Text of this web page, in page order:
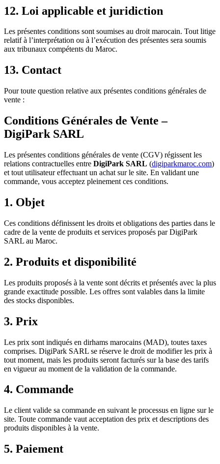
12. Loi applicable et juridiction
Les présentes conditions sont soumises au droit marocain. Tout litige
relatif à l’interprétation ou à l’exécution des présentes sera soumis
aux tribunaux compétents du Maroc.
13. Contact
Pour toute question relative aux présentes conditions générales de
vente :
Conditions Générales de Vente –
DigiPark SARL
Les présentes conditions générales de vente (CGV) régissent les
relations contractuelles entre DigiPark SARL (digiparkmaroc.com)
et tout utilisateur effectuant un achat sur le site. En validant une
commande, vous acceptez pleinement ces conditions.
1. Objet
Ces conditions définissent les droits et obligations des parties dans le
cadre de la vente de produits et services proposés par DigiPark
SARL au Maroc.
2. Produits et disponibilité
Les produits proposés à la vente sont décrits et présentés avec la plus
grande exactitude possible. Les offres sont valables dans la limite
des stocks disponibles.
3. Prix
Les prix sont indiqués en dirhams marocains (MAD), toutes taxes
comprises. DigiPark SARL se réserve le droit de modifier les prix à
tout moment, mais les produits seront facturés sur la base des tarifs
en vigueur au moment de la validation de la commande.
4. Commande
Le client valide sa commande en suivant le processus en ligne sur le
site. Toute commande vaut acceptation des prix et descriptions des
produits disponibles à la vente.
5. Paiement